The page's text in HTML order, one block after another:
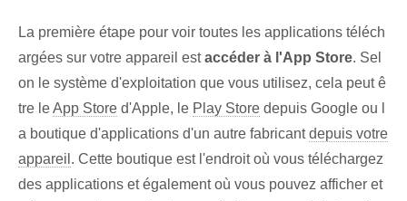
La première étape ⁢pour voir toutes les ‌applications téléch
argées sur votre​ appareil⁤ estaccéder à l'App Store. Sel
on le système d'exploitation que vous utilisez, cela peut ê
tre leApp Store d'Apple, ⁢le⁢ Play Store depuis Google ou l
a boutique d'applications d'un autre fabricantdepuis votre
appareil . ‌Cette boutique‌ est l'endroit où vous téléchargez
des applications et également où vous pouvez afficher et